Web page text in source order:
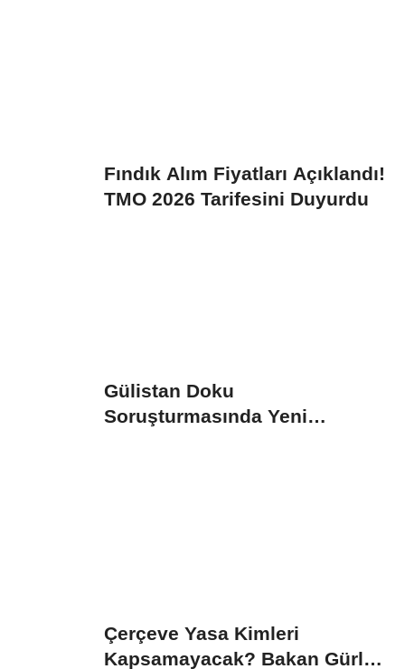
Fındık Alım Fiyatları Açıklandı!
TMO 2026 Tarifesini Duyurdu
Gülistan Doku
Soruşturmasında Yeni
Çerçeve Yasa Kimleri
Kapsamayacak? Bakan Gürlek